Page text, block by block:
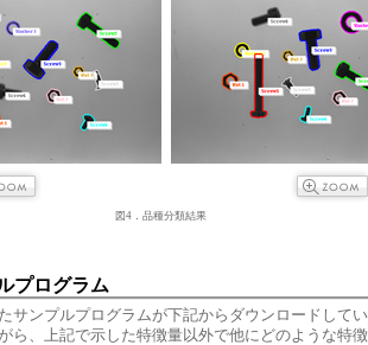
図4．品種分類結果
プログラム
サンプルプログラムが下記からダウンロードして
ら、上記で示した特徴量以外で他にどのような特